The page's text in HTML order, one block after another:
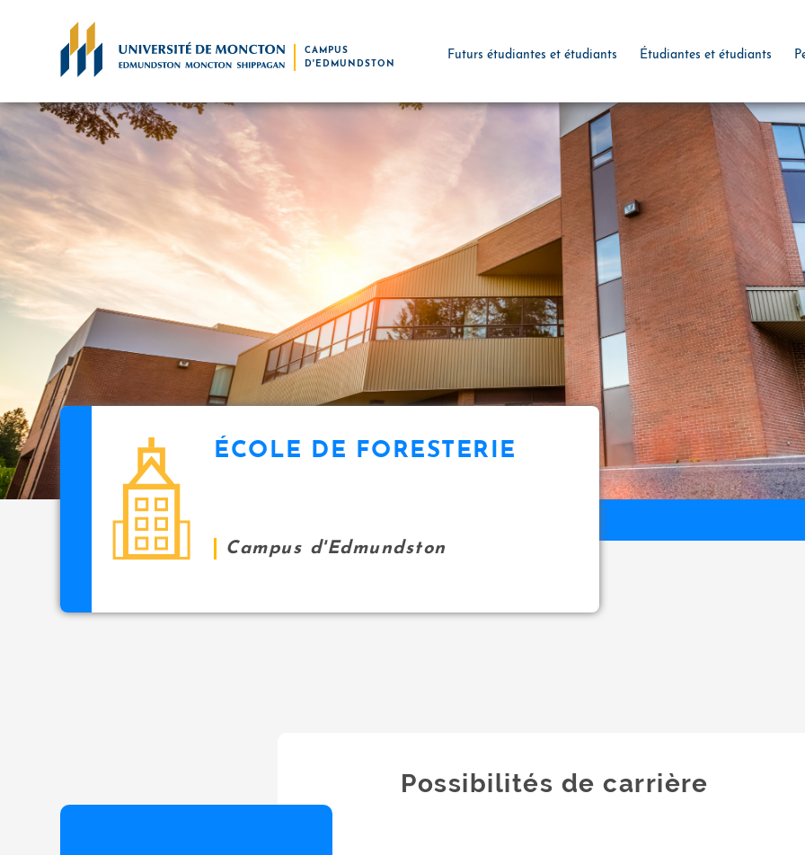
CAMPUS
D'EDMUNDSTON
Futurs étudiantes et étudiants Étudiantes et étudiants
ÉCOLE DE FORESTERIE
Campus d'Edmundston
Possibilités de carrière